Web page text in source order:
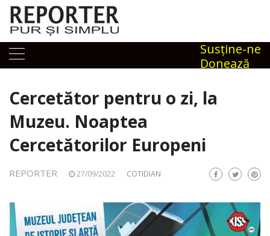
Skip
content
Susţine-ne
Donează
Cercetător pentru o zi, la
Muzeu. Noaptea
Cercetătorilor Europeni
REPORTER 27/09/2022 COTIDIAN